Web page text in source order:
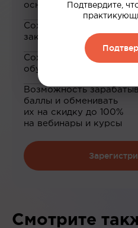
основе ваших
Сохранение материалов
закладки
Сохранение прогресса
обучению
Возможность
баллы и обменивать
их на скидку до 100%
на вебинары и курсы
Смотрите
Подтвердите,